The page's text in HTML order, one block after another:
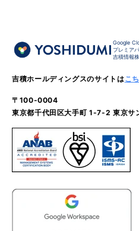
Google
プレミア
吉積情報
吉積ホールディングスのサイトはこ
〒100-0004
東京都千代田区大手町 1-7-2 東京サ